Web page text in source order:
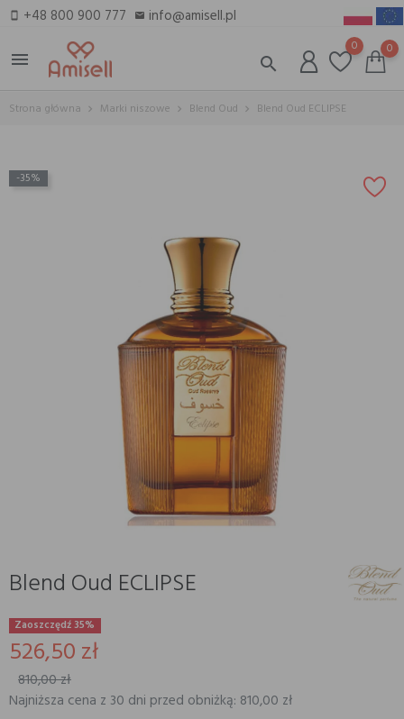
smartphone +48 800 900 777 email info@amisell.pl
menu
search
0 0
Strona główna Marki niszowe Blend Oud Blend Oud ECLIPSE
-35%
Blend Oud ECLIPSE
Zaoszczędź 35%
526,50 zł
810,00 zł
Najniższa cena z 30 dni przed obniżką: 810,00 zł